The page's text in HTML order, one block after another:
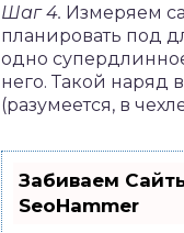
Шаг 4. Измеряем
планировать под
одно
него. Такой наряд
(разумеется, в
Забиваем
SeoHammer